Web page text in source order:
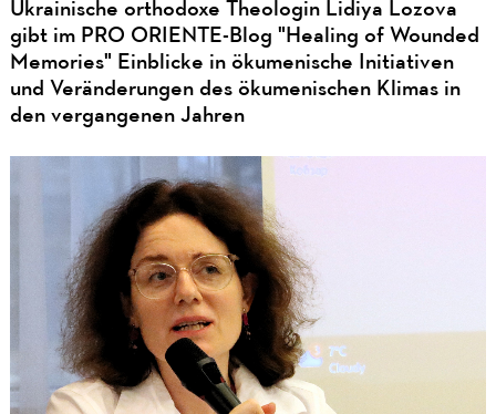
Ukrainische orthodoxe Theologin Lidiya Lozova
gibt im PRO ORIENTE-Blog "Healing of Wounded
Memories" Einblicke in ökumenische Initiativen
und Veränderungen des ökumenischen Klimas in
den vergangenen Jahren